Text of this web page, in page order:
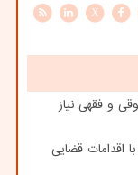
X
و فقهی نیاز
یورو با اقدامات قضایی